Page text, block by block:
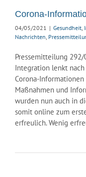
Corona-
04/05/2021 | Gesundheit,
Nachrichten,
Pressemitteilung
Integration lenkt
Corona-
Maßnahmen und
wurden nun auch in
somit online zum
erfreulich. Wenig